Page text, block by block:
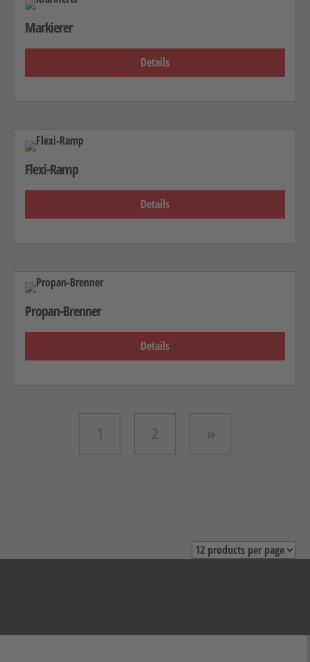
Markierer
Details
Flexi-Ramp
Details
Propan-Brenner
Details
1 2